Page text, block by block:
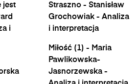
jest
i
Straszno - Stanisław
Grochowiak - Analiza
i interpretacja
Miłość (1) - Maria
Pawlikowska-
Jasnorzewska -